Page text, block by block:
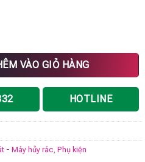
VÀO GIỎ HÀNG
HOTLINE
- Máy hủy rác Phụ kiện